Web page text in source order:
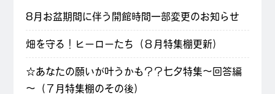
8月お盆期間に伴う開館時間一部変更のお知らせ
畑を守る！ヒーローたち（８月特集棚更新）
☆あなたの願いが叶うかも？？七夕特集～回答編
～（７月特集棚のその後）